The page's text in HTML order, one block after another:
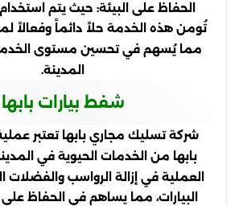
الحفاظ على البيئة: حيث يتم
تُومن هذه الخدمة حلاً دائماً وفعالاً
مما يُسهم في تحسين مستوى
المدينة.
شفط بيارات بابها
شركة تسليك مجاري بابها تعتبر
بابها من الخدمات الحيوية في
العملية في إزالة الرواسب والفضلات
البيارات، مما يساهم في الحفاظ على